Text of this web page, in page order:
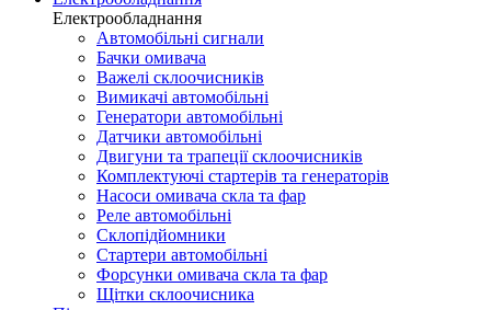
Електрообладнання
Автомобільні сигнали
Бачки омивача
Важелі склоочисників
Вимикачі автомобільні
Генератори автомобільні
Датчики автомобільні
Двигуни та трапеції склоочисників
Комплектуючі стартерів та генераторів
Насоси омивача скла та фар
Реле автомобільні
Склопідйомники
Стартери автомобільні
Форсунки омивача скла та фар
Щітки склоочисника